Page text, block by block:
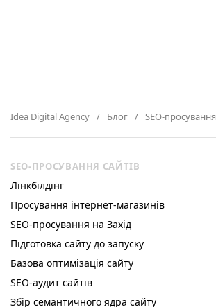
Idea Digital Agency Блог SEO-просування
SEO-ПРОСУВАННЯ САЙТІВ
Лінкбілдінг
Просування інтернет-магазинів
SEO-просування на Захід
Підготовка сайту до запуску
Базова оптимізація сайту
SEO-аудит сайтів
Збір семантичного ядра сайту